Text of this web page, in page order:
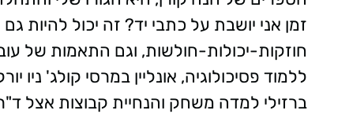
זמן אני יושבת על כתבי יד? זה יכול להיות
ללמוד פסיכולוגיה, אונליין במרסי קולג'
ברזילי למדה משחק והנחיית קבוצות אצל